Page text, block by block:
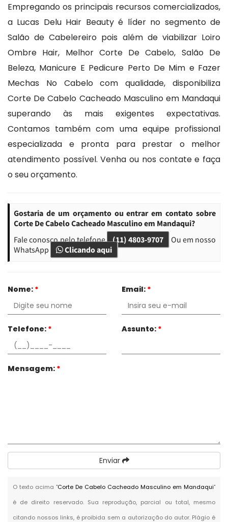
Empregando os principais recursos comercializados,
a Lucas Delu Hair Beauty é líder no segmento de
Salão de Cabelereiro pois além de viabilizar Loiro
Ombre Hair, Melhor Corte De Cabelo, Salão De
Beleza, Manicure E Pedicure Perto De Mim e Fazer
Mechas No Cabelo com qualidade, disponibiliza
Corte De Cabelo Cacheado Masculino em Mandaqui
superando às mais exigentes expectativas.
Contamos também com uma equipe profissional
especializada e pronta para prestar o melhor
atendimento possível. Venha ou nos contate e faça
o seu orçamento.
Gostaria de um orçamento ou entrar em contato sobre
Corte De Cabelo Cacheado Masculino em Mandaqui?
Fale conosco pelo telefone (11) 4803-9707
Ou em nosso
WhatsApp
Clicando aqui
Nome: * Email: *
Telefone: * Assunto: *
Mensagem: *
Enviar
O texto acima "Corte De Cabelo Cacheado Masculino em Mandaqui"
é de direito reservado. Sua reprodução, parcial ou total, mesmo
citando nossos links, é proibida sem a autorização do autor. Plágio é